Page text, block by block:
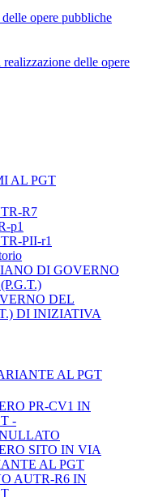
opere pubbliche
delle opere
AL PGT
R7
p1
PII-r1
DI GOVERNO
DEL
DI INIZIATIVA
AL PGT
PR-CV1 IN
-
SITO IN VIA
AL PGT
AUTR-R6 IN